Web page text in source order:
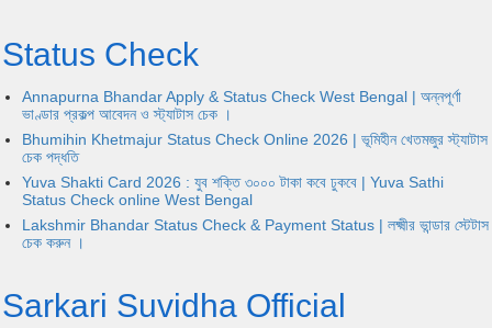
Status Check
Annapurna Bhandar Apply & Status Check West Bengal | অন্নপূর্ণা
ভাণ্ডার প্রকল্প আবেদন ও স্ট্যাটাস চেক ।
Bhumihin Khetmajur Status Check Online 2026 | ভূমিহীন খেতমজুর স্ট্যাটাস
চেক পদ্ধতি
Yuva Shakti Card 2026 : যুব শক্তি ৩০০০ টাকা কবে ঢুকবে | Yuva Sathi
Status Check online West Bengal
Lakshmir Bhandar Status Check & Payment Status | লক্ষ্মীর ভান্ডার স্টেটাস
চেক করুন ।
Sarkari Suvidha Official